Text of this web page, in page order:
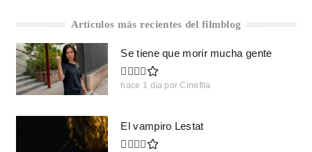
Artículos más recientes del filmblog
Se tiene que morir mucha gente
hace 1 día por Cinefila
El vampiro Lestat